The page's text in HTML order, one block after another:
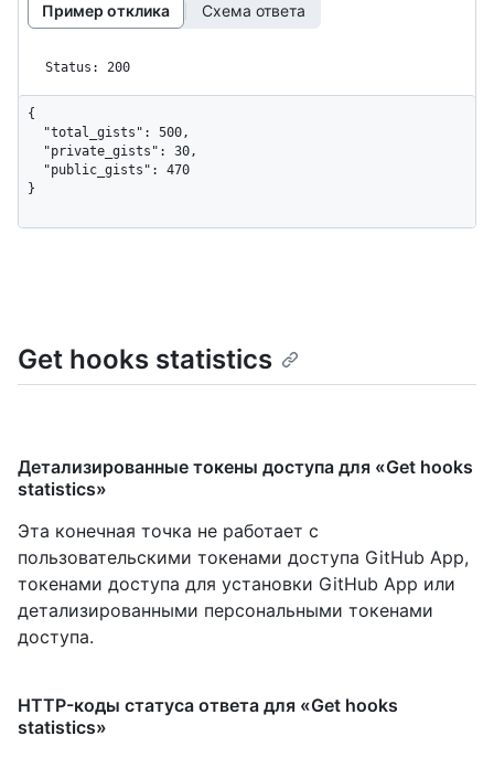
Пример отклика Схема ответа
Status: 200
{
}
Get hooks statistics
Детализированные токены доступа для «Get hooks
statistics»
Эта конечная точка не работает с
пользовательскими токенами доступа GitHub App,
токенами доступа для установки GitHub App или
детализированными персональными токенами
доступа.
HTTP-коды статуса ответа для «Get hooks
statistics»